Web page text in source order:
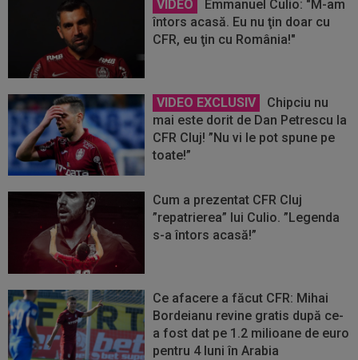
VIDEO
Emmanuel Culio: "M-am
întors acasă. Eu nu ţin doar cu
CFR, eu ţin cu România!"
VIDEO EXCLUSIV
Chipciu nu
mai este dorit de Dan Petrescu la
CFR Cluj! ”Nu vi le pot spune pe
toate!”
Cum a prezentat CFR Cluj
”repatrierea” lui Culio. ”Legenda
s-a întors acasă!”
Ce afacere a făcut CFR: Mihai
Bordeianu revine gratis după ce-
a fost dat pe 1.2 milioane de euro
pentru 4 luni în Arabia